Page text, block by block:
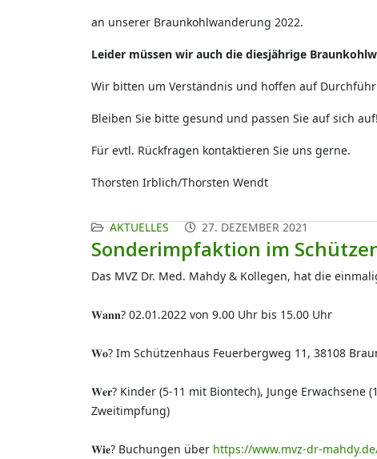
an unserer Braunkohlwanderung 2022.
Leider müssen wir auch die diesjährige
Wir bitten um Verständnis und hoffen auf
Bleiben Sie bitte gesund und passen Sie auf sich auf!
Für evtl. Rückfragen kontaktieren Sie uns gerne.
Thorsten Irblich/Thorsten Wendt
AKTUELLES 27. DEZEMBER 2021
Sonderimpfaktion im
Das MVZ Dr. Med. Mahdy & Kollegen, hat die
𝐖𝐚𝐧𝐧? 02.01.2022 von 9.00 Uhr bis 15.00 Uhr
𝐖𝐨? Im Schützenhaus Feuerbergweg 11, 38108
𝐖𝐞𝐫? Kinder (5-11 mit Biontech), Junge
Zweitimpfung)
𝐖𝐢𝐞? Buchungen über https://www.mvz-dr-